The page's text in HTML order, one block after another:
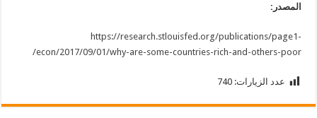
المصدر:
https://research.stlouisfed.org/publications/page1-
econ/2017/09/01/why-are-some-countries-rich-and-others-poor/
عدد الزيارات: 740